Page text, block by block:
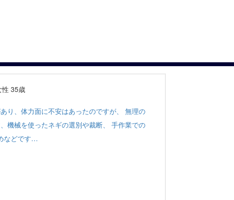
35歳
り、体力面に不安はあったのですが、 無理の
機械を使ったネギの選別や裁断、 手作業での
などです…